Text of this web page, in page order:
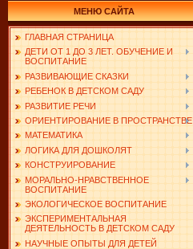
МЕНЮ САЙТА
ГЛАВНАЯ СТРАНИЦА
ДЕТИ ОТ 1 ДО 3 ЛЕТ. ОБУЧЕНИЕ И
ВОСПИТАНИЕ
РАЗВИВАЮЩИЕ СКАЗКИ
РЕБЕНОК В ДЕТСКОМ САДУ
РАЗВИТИЕ РЕЧИ
ОРИЕНТИРОВАНИЕ В ПРОСТРАНСТВЕ
МАТЕМАТИКА
ЛОГИКА ДЛЯ ДОШКОЛЯТ
КОНСТРУИРОВАНИЕ
МОРАЛЬНО-НРАВСТВЕННОЕ
ВОСПИТАНИЕ
ЭКОЛОГИЧЕСКОЕ ВОСПИТАНИЕ
ЭКСПЕРИМЕНТАЛЬНАЯ
ДЕЯТЕЛЬНОСТЬ В ДЕТСКОМ САДУ
НАУЧНЫЕ ОПЫТЫ ДЛЯ ДЕТЕЙ